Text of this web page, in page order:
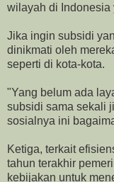
wilayah di Indonesia
Jika ingin subsidi
dinikmati oleh
seperti di kota-kota.
"Yang belum ada
subsidi sama sekali
sosialnya ini
Ketiga, terkait
tahun terakhir
kebijakan untuk